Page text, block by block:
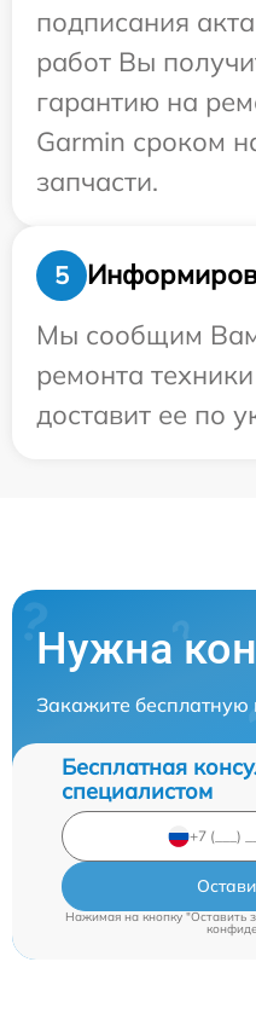
подписания
работ Вы
гарантию на
Garmin сроком
запчасти.
5
Мы сообщим
ремонта
доставит ее по
Нужна
Закажите бесплатную
Бесплатная
специалистом
Нажимая на кнопку "Оставить